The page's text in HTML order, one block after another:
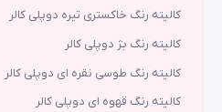
کالیته رنگ خاکستری تیره دوپلی کالر
کالیته رنگ بژ دوپلی کالر
کالیته رنگ طوسی نقره ای دوپلی کالر
کالیته رنگ قهوه ای دوپلی کالر